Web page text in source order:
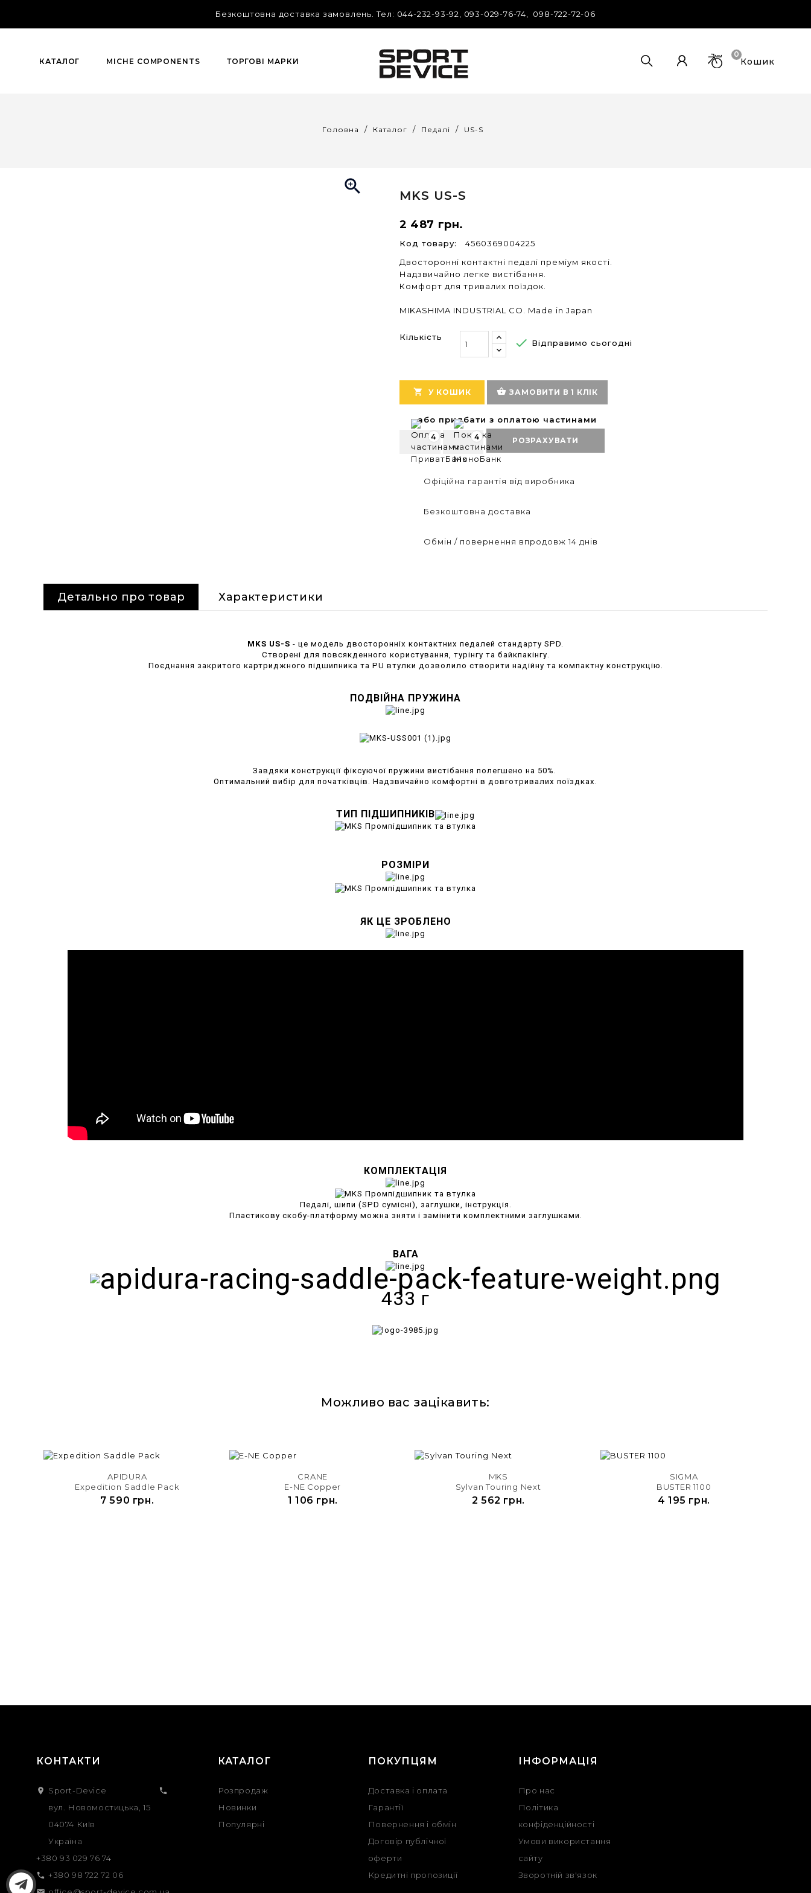
Безкоштовна доставка замовлень. Tел: 044-232-93-92, 093-029-76-74, 098-722-72-06
КАТАЛОГ MICHE COMPONENTS ТОРГОВІ МАРКИ Кошик
0
Головна Каталог Педалі US-S
 MKS US-S
2 487 грн.
Код товару:
4560369004225
Двосторонні контактні педалі преміум якості.
Надзвичайно легке вистібання.
Комфорт для тривалих поїздок.
MIKASHIMA INDUSTRIAL CO. Made in Japan
Кількість  Відправимо сьогодні
 У КОШИК shopping_basket ЗАМОВИТИ В 1 КЛІК
або придбати з оплатою частинами
4 4 РОЗРАХУВАТИ
Офіційна гарантія від виробника
Безкоштовна доставка
Обмін / повернення впродовж 14 днів
Детально про товар Характеристики
MKS US-S - це модель двосторонніх контактних педалей стандарту SPD.
Створені для повсякденного користування, турінгу та байкпакінгу.
Поєднання закритого картриджного підшипника та PU втулки дозволило створити надійну та компактну конструкцію.
ПОДВІЙНА ПРУЖИНА
Завдяки конструкції фіксуючої пружини вистібання полегшено на 50%.
Оптимальний вибір для початківців. Надзвичайно комфортні в довготривалих поїздках.
ТИП ПІДШИПНИКІВ
РОЗМІРИ
ЯК ЦЕ ЗРОБЛЕНО
КОМПЛЕКТАЦІЯ
Педалі, шипи (SPD сумісні), заглушки, інструкція.
Пластикову скобу-платформу можна зняти і замінити комплектними заглушками.
ВАГА
433 г
Можливо вас зацікавить:
APIDURA
Expedition Saddle Pack
7 590 грн.
CRANE
E-NE Copper
1 106 грн.
MKS
Sylvan Touring Next
2 562 грн.
SIGMA
BUSTER 1100
4 195 грн.
КОНТАКТИ
 Sport-Device
вул. Новомостицька, 15
04074 Київ
Україна

+380 93 029 76 74
 +380 98 722 72 06
КАТАЛОГ
Розпродаж
Новинки
Популярні
ПОКУПЦЯМ
Доставка і оплата
Гарантії
Повернення і обмін
Договір публічної
оферти
Кредитні пропозиції
ІНФОРМАЦІЯ
Про нас
Політика
конфіденційності
Умови використання
сайту
Зворотній зв'язок